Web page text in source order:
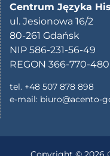
Centrum Języka
ul. Jesionowa 16/2
80-261 Gdańsk
NIP 586-231-56-49
REGON 366-770-480
tel. +48 507 878 898
e-mail: biuro@acento-